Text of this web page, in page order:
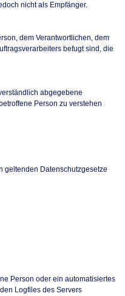
nicht als Empfänger.
dem Verantwortlichen, dem
befugt sind, die
abgegebene
Person zu verstehen
geltenden Datenschutzgesetze
Person oder ein automatisiertes
Logfiles des Servers